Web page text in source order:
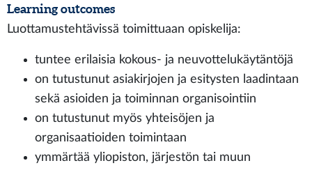
Learning outcomes
Luottamustehtävissä toimittuaan opiskelija:
tuntee erilaisia kokous- ja neuvottelukäytäntöjä
on tutustunut asiakirjojen ja esitysten laadintaan
sekä asioiden ja toiminnan organisointiin
on tutustunut myös yhteisöjen ja
organisaatioiden toimintaan
ymmärtää yliopiston, järjestön tai muun